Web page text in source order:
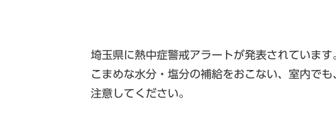
埼玉県に熱中症警戒アラートが発表されています
こまめな水分・塩分の補給をおこない、室内で
注意してください。